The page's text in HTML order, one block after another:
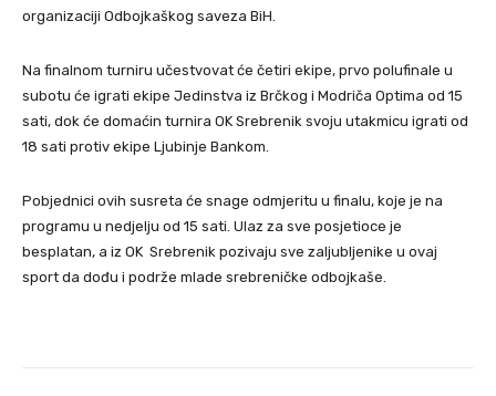
organizaciji Odbojkaškog saveza BiH.
Na finalnom turniru učestvovat će četiri ekipe, prvo polufinale u
subotu će igrati ekipe Jedinstva iz Brčkog i Modriča Optima od 15
sati, dok će domaćin turnira OK Srebrenik svoju utakmicu igrati od
18 sati protiv ekipe Ljubinje Bankom.
Pobjednici ovih susreta će snage odmjeritu u finalu, koje je na
programu u nedjelju od 15 sati. Ulaz za sve posjetioce je
besplatan, a iz OK Srebrenik pozivaju sve zaljubljenike u ovaj
sport da dođu i podrže mlade srebreničke odbojkaše.